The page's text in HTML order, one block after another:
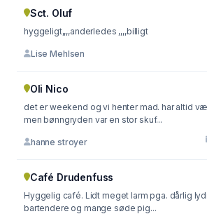
Sct. Oluf
hyggeligt,,,,anderledes ,,,,billigt
Lise Mehlsen
Oli Nico
det er weekend og vi henter mad. har altid
men bønngryden var en stor skuf...
hanne stroyer
Café Drudenfuss
Hyggelig café. Lidt meget larm pga. dårlig
bartendere og mange søde pig...